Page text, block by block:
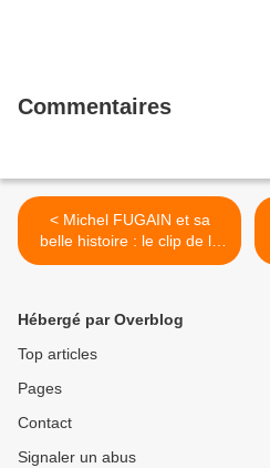
Commentaires
< Michel FUGAIN et sa
belle histoire : le clip de la
nouvelle version
Hébergé par Overblog
Top articles
Pages
Contact
Signaler un abus